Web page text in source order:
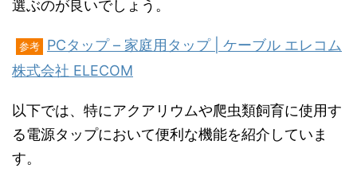
選ぶのが良いでしょう。
参考
PCタップ – 家庭用タップ | ケーブル エレコム
株式会社 ELECOM
以下では、特にアクアリウムや爬虫類飼育に使用す
る電源タップにおいて便利な機能を紹介していま
す。